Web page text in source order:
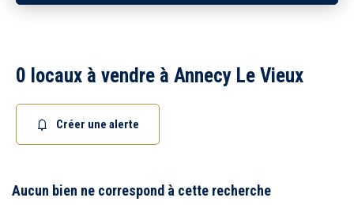
0 locaux à vendre à Annecy Le Vieux
Créer une alerte
Aucun bien ne correspond à cette recherche